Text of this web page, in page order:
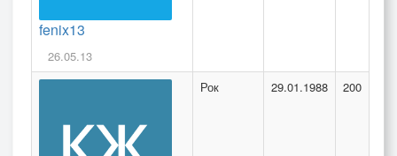
fenix13
26.05.13
Рок 29.01.1988 200